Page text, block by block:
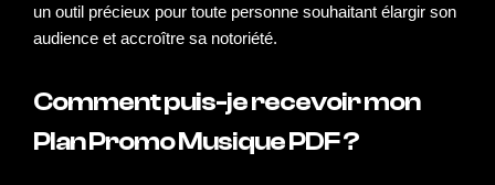
un outil précieux pour toute personne souhaitant élargir son
audience et accroître sa notoriété.
Comment puis-je recevoir mon
Plan Promo Musique PDF ?